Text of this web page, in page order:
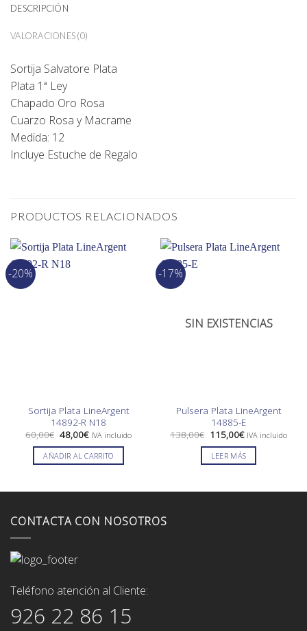
DESCRIPCIÓN
VALORACIONES (0)
Sortija Salvatore Plata
Plata 1ª Ley
Chapado Oro Rosa
Cuarzo Rosa y Macrame
Medida: 12
Incluye Estuche de Regalo
PRODUCTOS RELACIONADOS
-20%
Sortija Plata LineArgent
14892-R N18
60,00€ El
precio
original
era:
60,00€.
48,00€El
precio
actual
es:
48,00€.
IVA incluido
AÑADIR AL CARRITO
-17%
SIN EXISTENCIAS
Pulsera Plata LineArgent
14885-E
138,00€ El
precio
original
era:
138,00€.
115,00€El
precio
actual
es:
115,00€.
IVA incluido
LEER MÁS
CONTACTA CON NOSOTROS
Teléfono atención al Cliente:
926 22 86 15